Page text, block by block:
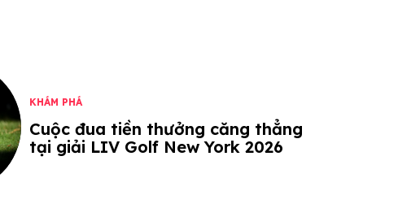
KHÁM PHÁ
Cuộc đua tiền thưởng căng thẳng
tại giải LIV Golf New York 2026